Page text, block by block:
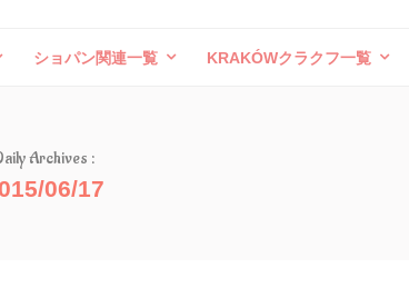
ショパン関連一覧 KRAKÓWクラクフ一覧
Archives :
06/17